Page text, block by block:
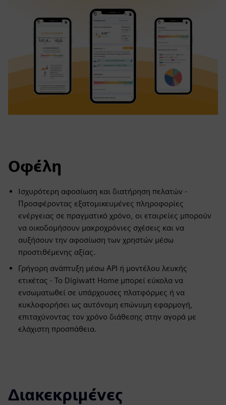
Οφέλη
Ισχυρότερη αφοσίωση και διατήρηση πελατών -
Προσφέροντας εξατομικευμένες πληροφορίες
ενέργειας σε πραγματικό χρόνο, οι εταιρείες μπορούν
να οικοδομήσουν μακροχρόνιες σχέσεις και να
αυξήσουν την αφοσίωση των χρηστών μέσω
προστιθέμενης αξίας.
Γρήγορη ανάπτυξη μέσω API ή μοντέλου λευκής
ετικέτας - Το Digiwatt Home μπορεί εύκολα να
ενσωματωθεί σε υπάρχουσες πλατφόρμες ή να
κυκλοφορήσει ως αυτόνομη επώνυμη εφαρμογή,
επιταχύνοντας τον χρόνο διάθεσης στην αγορά με
ελάχιστη προσπάθεια.
Διακεκριμένες